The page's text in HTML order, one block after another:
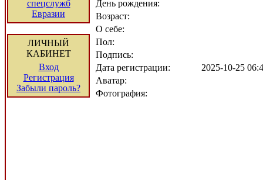
спецслужб
Евразии
ЛИЧНЫЙ
КАБИНЕТ
Вход
Регистрация
Забыли пароль?
День рождения:
Возраст:
О себе:
Пол:
Подпись:
Дата регистрации:
2025-10-25
Аватар:
Фотография: